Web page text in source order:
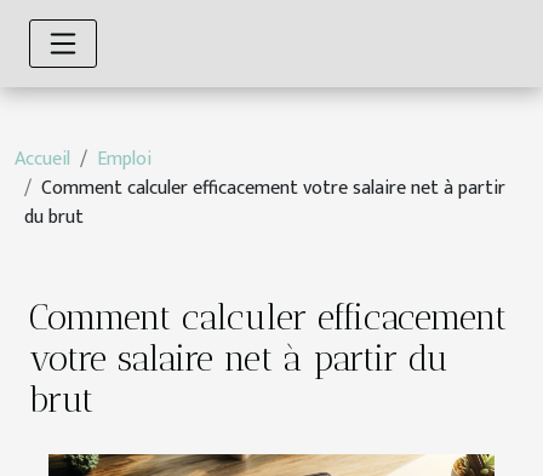
Accueil
Emploi
Comment calculer efficacement votre salaire net à partir
du brut
Comment calculer efficacement
votre salaire net à partir du
brut